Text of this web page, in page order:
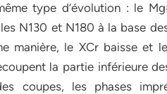
type d’évolution : le
N130 et N180 à la base
manière, le XCr baisse et
la partie inférieure
coupes, les phases